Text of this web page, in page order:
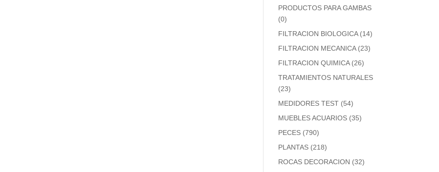
PRODUCTOS PARA GAMBAS
(0)
FILTRACION BIOLOGICA (14)
FILTRACION MECANICA (23)
FILTRACION QUIMICA (26)
TRATAMIENTOS NATURALES
(23)
MEDIDORES TEST (54)
MUEBLES ACUARIOS (35)
PECES (790)
PLANTAS (218)
ROCAS DECORACION (32)